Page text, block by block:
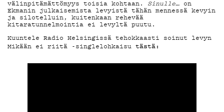
G LIVELAB
välinpitämättömyys toisia kohtaan. Sinulle… on
Ekmanin julkaisemista levyistä tähän mennessä kevyin
ja silotelluin, kuitenkaan rehevää
kitaratunnelmointia ei levyltä puutu.
Kuuntele Radio Helsingissä tehokkaasti soinut levyn
Mikään ei riitä -singlelohkaisu tästä: